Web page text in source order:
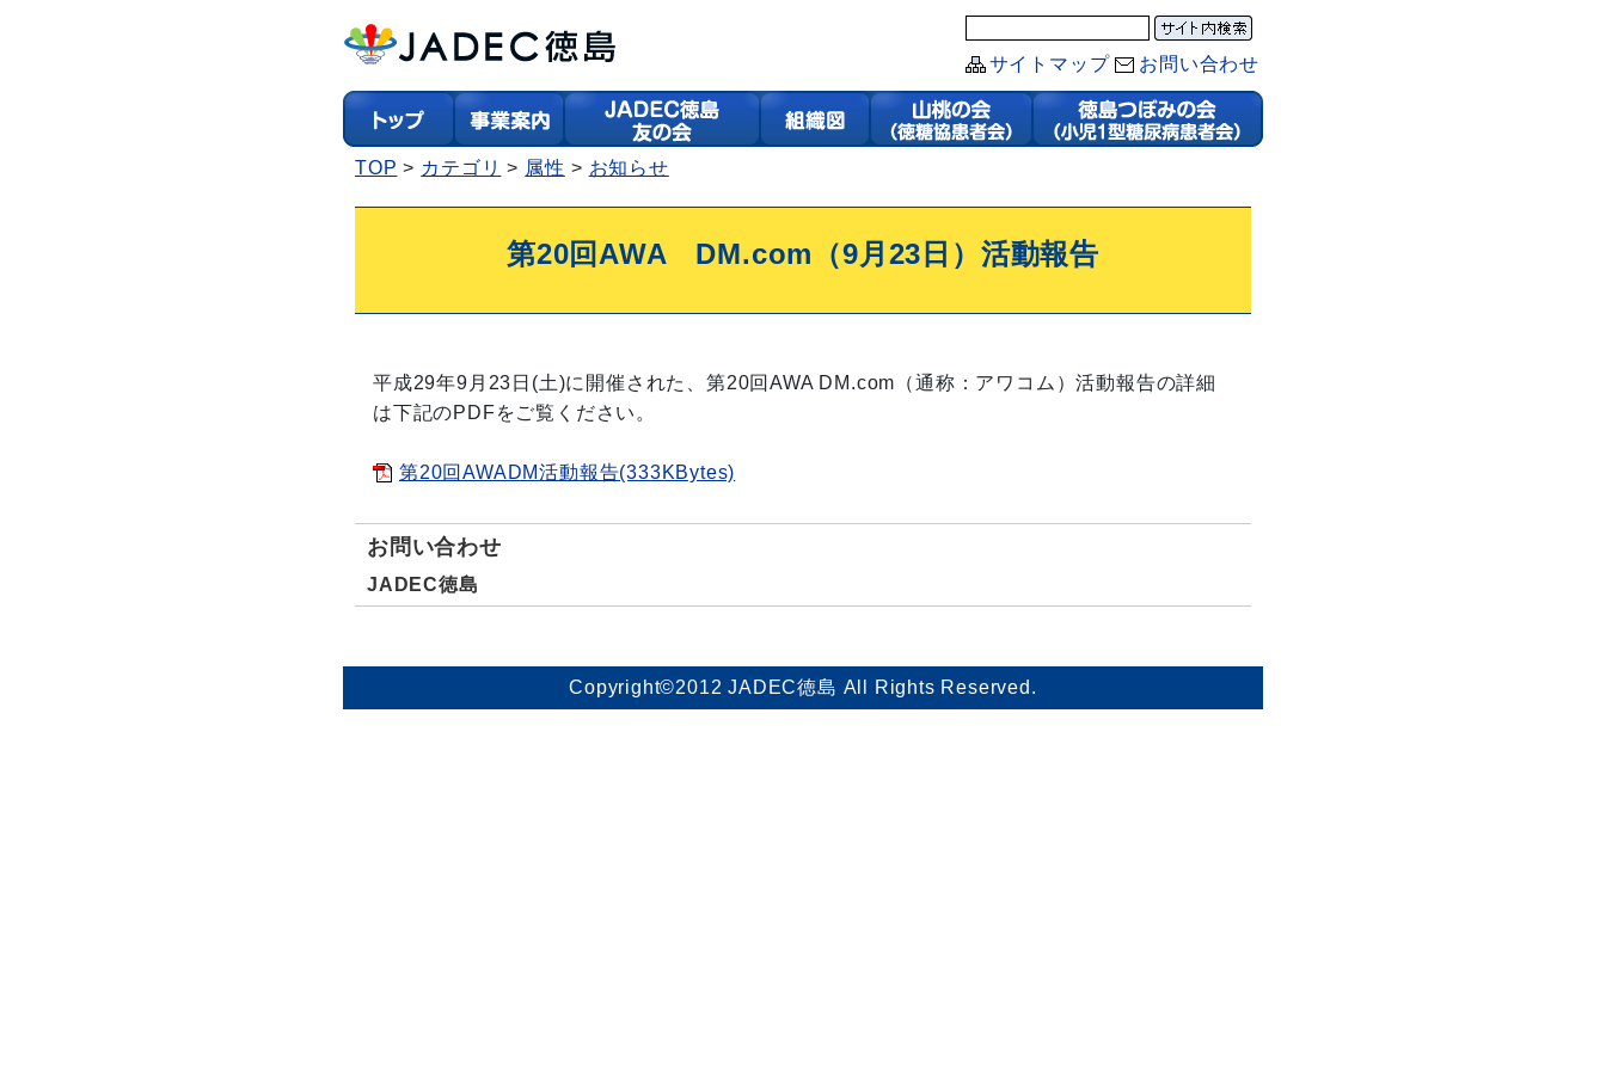
サイトマップ お問い合わせ
TOP カテゴリ 属性 お知らせ
第20回AWA DM.com（9月23日）活動報告
平成29年9月23日(土)に開催された、第20回AWA DM.com（通称：アワコム）活動報告の詳細
は下記のPDFをご覧ください。
第20回AWADM活動報告(333KBytes)
お問い合わせ
JADEC徳島
Copyright©2012 JADEC徳島 All Rights Reserved.